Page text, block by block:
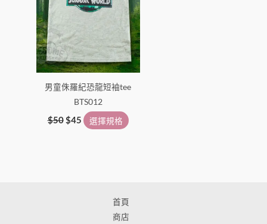
男童侏羅紀恐龍短袖tee
BTS012
$50 $45 選擇規格
擇
選
項
首頁
商店